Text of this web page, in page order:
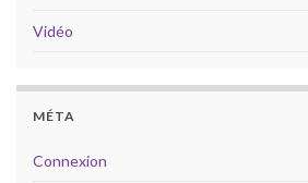
Vidéo
MÉTA
Connexion